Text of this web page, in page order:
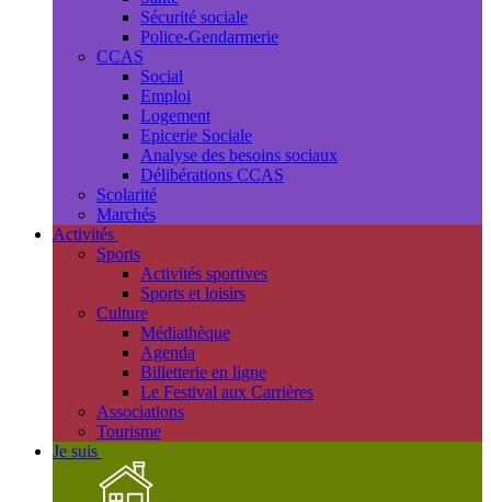
Sécurité sociale
Police-Gendarmerie
CCAS
Social
Emploi
Logement
Epicerie Sociale
Analyse des besoins sociaux
Délibérations CCAS
Scolarité
Marchés
Activités
Sports
Activités sportives
Sports et loisirs
Culture
Médiathèque
Agenda
Billetterie en ligne
Le Festival aux Carrières
Associations
Tourisme
Je suis